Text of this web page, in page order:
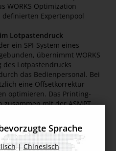
WORKS Optimization
Expertenpool
Lotpastendruck
ein SPI-System eines
übernimmt WORKS
Lotpastendrucks
das Bedienpersonal. Bei
eine Offsetkorrektur
optimieren. Das Printing-
mit der ASMPT
bereits vor der ersten
zu ermitteln,
und gezielte
Mithilfe sogenannter
Sprache
|Chinesisch